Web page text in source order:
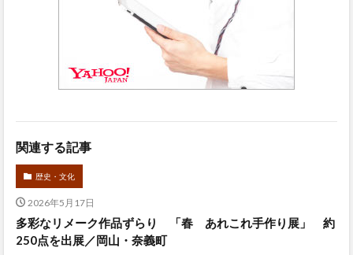
関連する記事
歴史・文化
2026年5月17日
多彩なリメーク作品ずらり 「春 あれこれ手作り展」 約
250点を出展／岡山・奈義町